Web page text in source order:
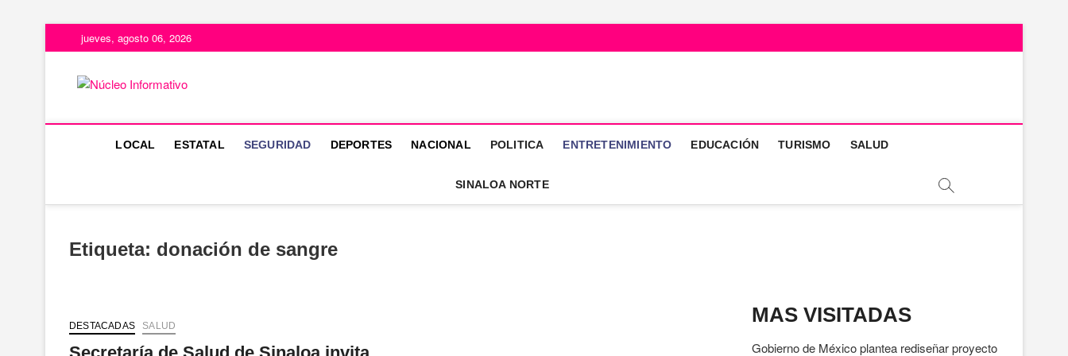
al
jueves, agosto 06, 2026
LOCAL ESTATAL SEGURIDAD DEPORTES NACIONAL POLITICA ENTRETENIMIENTO EDUCACIÓN TURISMO SALUD
SINALOA NORTE
Etiqueta: donación de sangre
DESTACADAS SALUD MAS VISITADAS
Gobierno de México plantea rediseñar proyecto